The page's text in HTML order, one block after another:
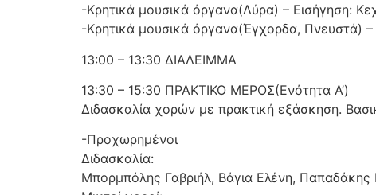
-Κρητικά μουσικά όργανα(Λύρα) – Εισήγηση:
-Κρητικά μουσικά όργανα(Έγχορδα, Πνευστά) –
13:00 – 13:30 ΔΙΑΛΕΙΜΜΑ
13:30 – 15:30 ΠΡΑΚΤΙΚΟ ΜΕΡΟΣ(Ενότητα Α’)
Διδασκαλία χορών με πρακτική εξάσκηση.
-Προχωρημένοι
Διδασκαλία:
Μπορμπόλης Γαβριήλ, Βάγια Ελένη, Παπαδάκης